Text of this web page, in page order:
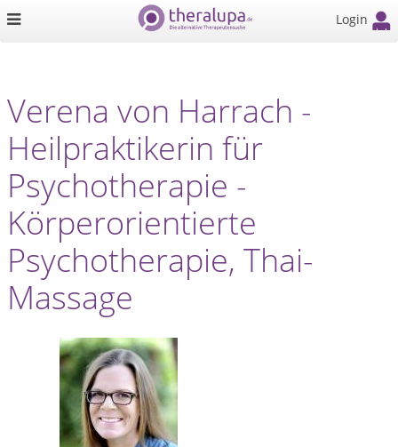
Login
Verena von Harrach -
Heilpraktikerin für
Psychotherapie -
Körperorientierte
Psychotherapie, Thai-
Massage